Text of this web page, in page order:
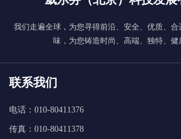
我们走遍全球，为您寻得前沿、安全、优质、
味，为您铸造时尚、高端、独特、健
联系我们
电话：010-80411376
传真：010-80411378